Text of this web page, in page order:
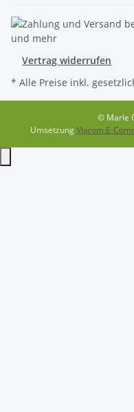
Vertrag widerrufen
* Alle Preise inkl.
© Marle
UmsetzungVlarom E-